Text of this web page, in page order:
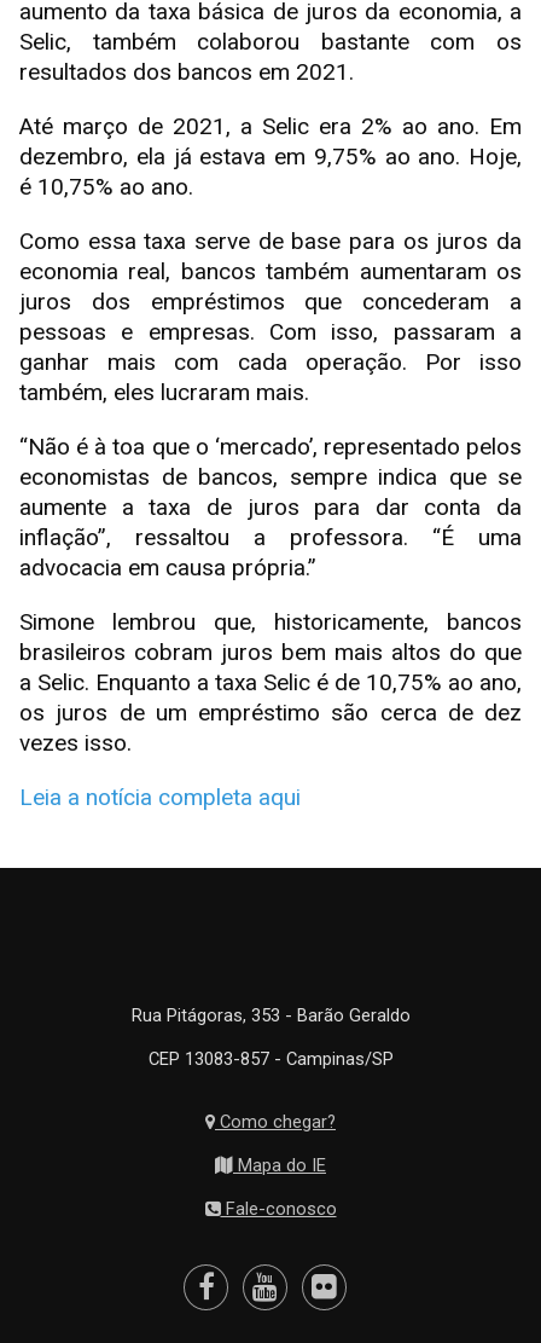
aumento da taxa básica de juros da economia, a
Selic, também colaborou bastante com os
resultados dos bancos em 2021.
Até março de 2021, a Selic era 2% ao ano. Em
dezembro, ela já estava em 9,75% ao ano. Hoje,
é 10,75% ao ano.
Como essa taxa serve de base para os juros da
economia real, bancos também aumentaram os
juros dos empréstimos que concederam a
pessoas e empresas. Com isso, passaram a
ganhar mais com cada operação. Por isso
também, eles lucraram mais.
“Não é à toa que o ‘mercado’, representado pelos
economistas de bancos, sempre indica que se
aumente a taxa de juros para dar conta da
inflação”, ressaltou a professora. “É uma
advocacia em causa própria.”
Simone lembrou que, historicamente, bancos
brasileiros cobram juros bem mais altos do que
a Selic. Enquanto a taxa Selic é de 10,75% ao ano,
os juros de um empréstimo são cerca de dez
vezes isso.
Leia a notícia completa aqui
Rua Pitágoras, 353 - Barão Geraldo
CEP 13083-857 - Campinas/SP
Como chegar?
Mapa do IE
Fale-conosco